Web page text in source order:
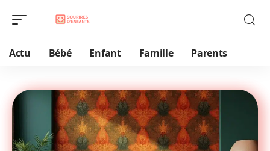
Actu Bébé Enfant Famille Parents